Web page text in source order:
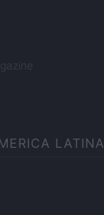
LATINA